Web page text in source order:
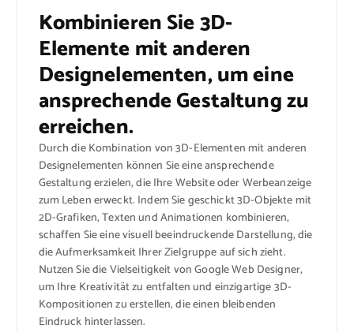
Kombinieren Sie 3D-
Elemente mit anderen
Designelementen, um eine
ansprechende Gestaltung zu
erreichen.
Durch die Kombination von 3D-Elementen mit anderen
Designelementen können Sie eine ansprechende
Gestaltung erzielen, die Ihre Website oder Werbeanzeige
zum Leben erweckt. Indem Sie geschickt 3D-Objekte mit
2D-Grafiken, Texten und Animationen kombinieren,
schaffen Sie eine visuell beeindruckende Darstellung, die
die Aufmerksamkeit Ihrer Zielgruppe auf sich zieht.
Nutzen Sie die Vielseitigkeit von Google Web Designer,
um Ihre Kreativität zu entfalten und einzigartige 3D-
Kompositionen zu erstellen, die einen bleibenden
Eindruck hinterlassen.